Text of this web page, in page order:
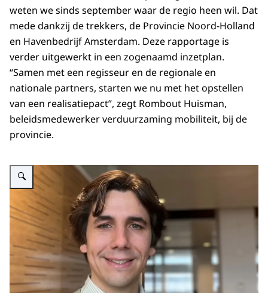
weten we sinds september waar de regio heen wil. Dat
mede dankzij de trekkers, de Provincie Noord-Holland
en Havenbedrijf Amsterdam. Deze rapportage is
verder uitgewerkt in een zogenaamd inzetplan.
“Samen met een regisseur en de regionale en
nationale partners, starten we nu met het opstellen
van een realisatiepact”, zegt Rombout Huisman,
beleidsmedewerker verduurzaming mobiliteit, bij de
provincie.
Vergroot afbeelding Rombot Huis knooppunt Amsterdam